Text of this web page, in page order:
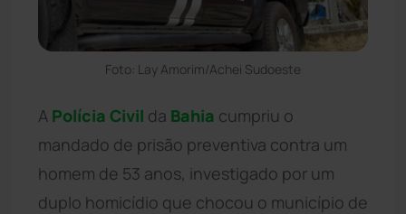
Foto: Lay Amorim/Achei Sudoeste
A Polícia Civil da Bahia cumpriu o
mandado de prisão preventiva contra um
homem de 53 anos, investigado por um
duplo homicídio que chocou o município de